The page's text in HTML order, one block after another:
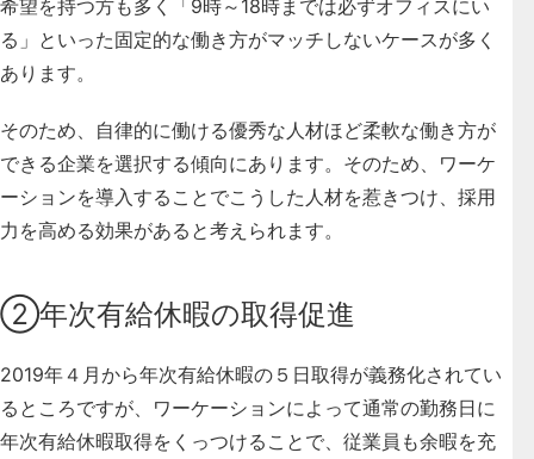
希望を持つ方も多く「9時～18時までは必ずオフィスにい
る」といった固定的な働き方がマッチしないケースが多く
あります。
そのため、自律的に働ける優秀な人材ほど柔軟な働き方が
できる企業を選択する傾向にあります。そのため、 ワーケ
ーションを導入することでこうした人材を惹きつけ、採用
力を高める効果があると考えられます。
②年次有給休暇の取得促進
2019年４月から年次有給休暇の５日取得が義務化されてい
るところですが、ワーケーションによって通常の勤務日に
年次有給休暇取得をくっつけることで、従業員も余暇を充